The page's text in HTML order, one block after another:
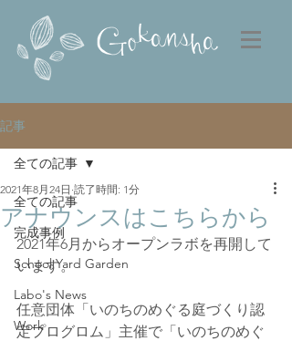
記事
全ての記事
完成事例
School Yard Garden
Labo's News
Work
全ての記事
アナウンスはこちらから
2021年8月24日 読了時間: 1分
2021年6月からオープンラボを再開して
います。
任意団体「いのちのめぐる庭づくり認
定プログロム」主催で「いのちのめぐ